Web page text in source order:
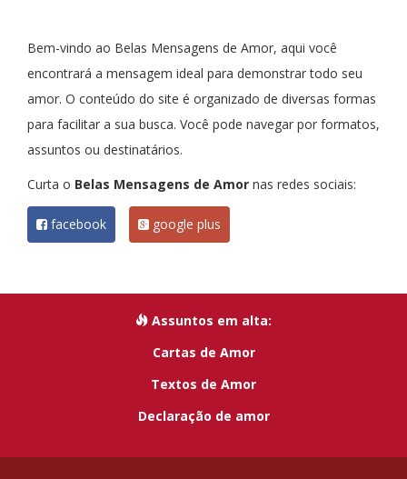
Bem-vindo ao Belas Mensagens de Amor, aqui você
encontrará a mensagem ideal para demonstrar todo seu
amor. O conteúdo do site é organizado de diversas formas
para facilitar a sua busca. Você pode navegar por formatos,
assuntos ou destinatários.
Curta o Belas Mensagens de Amor nas redes sociais:
facebook google plus
Assuntos em alta:
Cartas de Amor
Textos de Amor
Declaração de amor